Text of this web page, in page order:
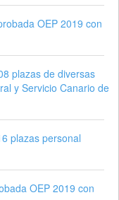
OEP 2019 con
plazas de diversas
y Servicio Canario de
plazas personal
OEP 2019 con